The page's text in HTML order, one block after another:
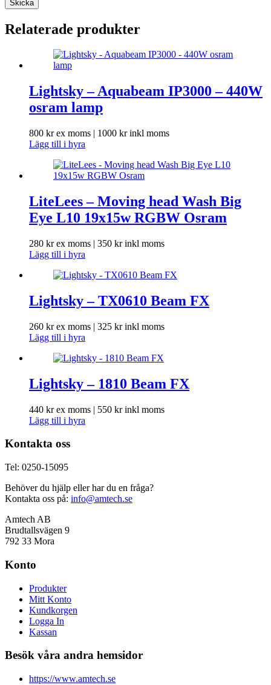
Skicka
Relaterade produkter
Lightsky – Aquabeam IP3000 – 440W
osram lamp
800 krex moms | 1000 krinkl moms
Lägg till i hyra
LiteLees – Moving head Wash Big
Eye L10 19x15w RGBW Osram
280 krex moms | 350 krinkl moms
Lägg till i hyra
Lightsky – TX0610 Beam FX
260 krex moms | 325 krinkl moms
Lägg till i hyra
Lightsky – 1810 Beam FX
440 krex moms | 550 krinkl moms
Lägg till i hyra
Kontakta oss
Tel: 0250-15095
Behöver du hjälp eller har du en fråga?
Kontakta oss på: info@amtech.se
Amtech AB
Brudtallsvägen 9
792 33 Mora
Konto
Produkter
Mitt Konto
Kundkorgen
Logga In
Kassan
Besök våra andra hemsidor
https://www.amtech.se